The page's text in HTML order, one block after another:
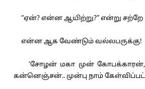
“ஏன்? என்ன ஆயிற்று?” என்று
என்ன ஆக வேண்டும் வல்லபருக்கு!
‘சோழன் மகா முன் கோபக்காரன்,
கன்னெஞ்சன்.. முன்பு நாம்